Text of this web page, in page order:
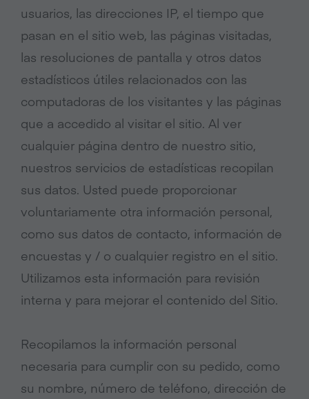
usuarios, las direcciones IP, el tiempo que
pasan en el sitio web, las páginas visitadas,
las resoluciones de pantalla y otros datos
estadísticos útiles relacionados con las
computadoras de los visitantes y las páginas
que a accedido al visitar el sitio. Al ver
cualquier página dentro de nuestro sitio,
nuestros servicios de estadísticas recopilan
sus datos. Usted puede proporcionar
voluntariamente otra información personal,
como sus datos de contacto, información de
encuestas y / o cualquier registro en el sitio.
Utilizamos esta información para revisión
interna y para mejorar el contenido del Sitio.
Recopilamos la información personal
necesaria para cumplir con su pedido, como
su nombre, número de teléfono, dirección de